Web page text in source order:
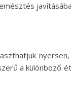
a különböző